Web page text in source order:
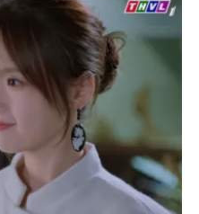
tìm sự đồng hành:
sự thấu hiểu và
là rất quan
thắn chia sẻ với
thương mình đã trải
thầm chịu đựng.
những người